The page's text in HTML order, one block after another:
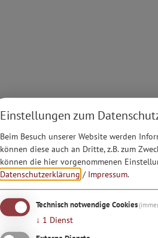
Einstellungen zum
Beim Besuch unserer Website werden
können diese auch an Dritte, z.B. zum
können die hier vorgenommenen
Datenschutzerklärung / Impressum.
Technisch notwendige Cookies
↓ 1 Dienst